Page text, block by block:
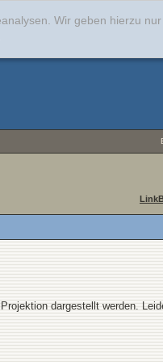
Wir geben hierzu
dargestellt werden.